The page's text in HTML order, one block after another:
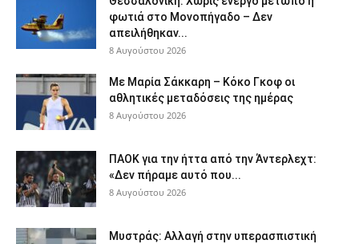
φωτιά στο Μονοπήγαδο – Δεν
απειλήθηκαν...
8 Αυγούστου 2026
Με Μαρία Σάκκαρη – Κόκο Γκοφ οι
αθλητικές μεταδόσεις της ημέρας
8 Αυγούστου 2026
ΠΑΟΚ για την ήττα από την Άντερλεχτ:
«Δεν πήραμε αυτό που...
8 Αυγούστου 2026
Μυστράς: Αλλαγή στην υπερασπιστική